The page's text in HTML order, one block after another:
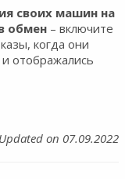
своих машин на
обмен – включите
когда они
отображались
Updated on 07.09.2022